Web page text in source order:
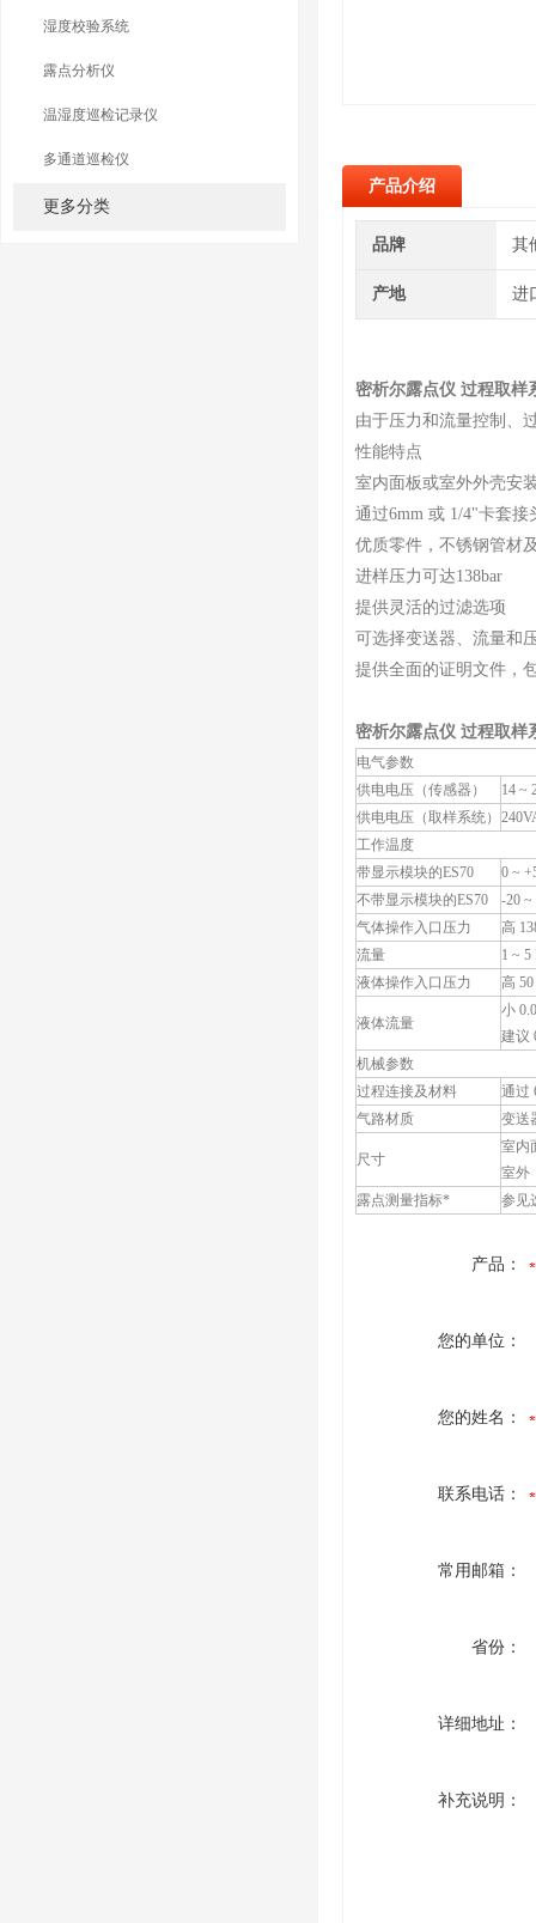
湿度校验系统
露点分析仪
温湿度巡检记录仪
多通道巡检仪
更多分类
产品介绍
品牌 其
产地 进
密析尔露点仪 过程取样
由于压力和流量控制、
性能特点
室内面板或室外外壳安
通过6mm 或 1/4"卡套接
优质零件，不锈钢管材
进样压力可达138bar
提供灵活的过滤选项
可选择变送器、流量和
提供全面的证明文件，
密析尔露点仪 过程取样
电气参数
供电电压（传感器）
14 ~
供电电压（取样系统）
工作温度
带显示模块的ES70
0 ~
不带显示模块的ES70
-20 ~
气体操作入口压力
高
流量
1 ~ 5
液体操作入口压力
高 50
液体流量
小
建议
机械参数
过程连接及材料
通过
气路材质
变送
尺寸
室内
室外
露点测量指标*
参见
产品：
您的单位：
您的姓名：
联系电话：
常用邮箱：
省份：
详细地址：
补充说明：